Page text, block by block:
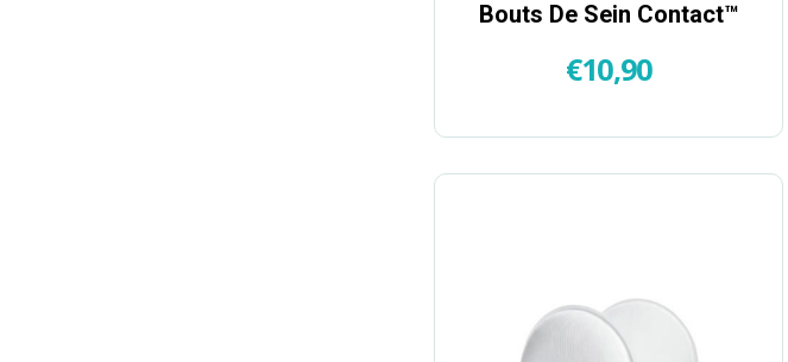
Bouts De Sein Contact™
€10,90